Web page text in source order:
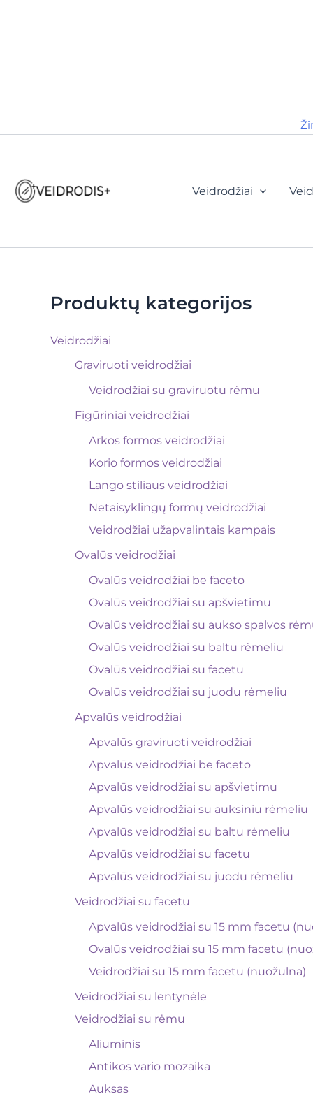
Veidrodžiai
Produktų kategorijos
Veidrodžiai
Graviruoti veidrodžiai
Veidrodžiai su graviruotu rėmu
Figūriniai veidrodžiai
Arkos formos veidrodžiai
Korio formos veidrodžiai
Lango stiliaus veidrodžiai
Netaisyklingų formų veidrodžiai
Veidrodžiai užapvalintais kampais
Ovalūs veidrodžiai
Ovalūs veidrodžiai be faceto
Ovalūs veidrodžiai su apšvietimu
Ovalūs veidrodžiai su aukso spalvos
Ovalūs veidrodžiai su baltu rėmeliu
Ovalūs veidrodžiai su facetu
Ovalūs veidrodžiai su juodu rėmeliu
Apvalūs veidrodžiai
Apvalūs graviruoti veidrodžiai
Apvalūs veidrodžiai be faceto
Apvalūs veidrodžiai su apšvietimu
Apvalūs veidrodžiai su auksiniu rėmeliu
Apvalūs veidrodžiai su baltu rėmeliu
Apvalūs veidrodžiai su facetu
Apvalūs veidrodžiai su juodu rėmeliu
Veidrodžiai su facetu
Apvalūs veidrodžiai su 15 mm facetu
Ovalūs veidrodžiai su 15 mm facetu
Veidrodžiai su 15 mm facetu (nuožulna)
Veidrodžiai su lentynėle
Veidrodžiai su rėmu
Aliuminis
Antikos vario mozaika
Auksas